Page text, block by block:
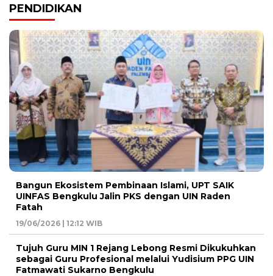
PENDIDIKAN
Bangun Ekosistem Pembinaan Islami, UPT SAIK
UINFAS Bengkulu Jalin PKS dengan UIN Raden
Fatah
19/06/2026 | 12:12 WIB
Tujuh Guru MIN 1 Rejang Lebong Resmi Dikukuhkan
sebagai Guru Profesional melalui Yudisium PPG UIN
Fatmawati Sukarno Bengkulu